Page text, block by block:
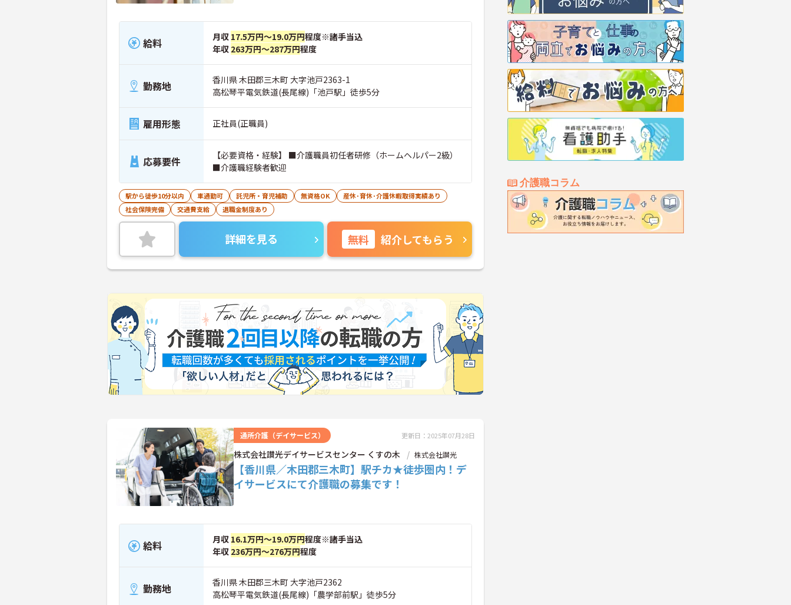
介護職コラム
給料 月収 17.5万円～19.0万円程度※諸手当込
年収 263万円～287万円程度
勤務地
香川県 木田郡三木町 大字池戸2363-1
高松琴平電気鉄道(長尾線)「池戸駅」徒歩5分
雇用形態 正社員(正職員)
応募要件
【必要資格・経験】 ■介護職員初任者研修（ホームヘルパー2級）
■介護職経験者歓迎
駅から徒歩10分以内 車通勤可 託児所・育児補助 無資格OK
産休･育休･介護休暇取得実績あり
社会保険完備
交通費支給 退職金制度あり
詳細を見る 無料 紹介してもらう
通所介護（デイサービス） 更新日：2025年07月28日
株式会社讃光デイサービスセンター くすの木 株式会社讃光
【香川県／木田郡三木町】駅チカ★徒歩圏内！デ
イサービスにて介護職の募集です！
給料 月収 16.1万円～19.0万円程度※諸手当込
年収 236万円～276万円程度
勤務地
香川県 木田郡三木町 大字池戸2362
高松琴平電気鉄道(長尾線)「農学部前駅」徒歩5分